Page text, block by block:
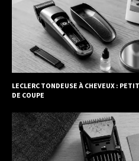
LECLERC TONDEUSE À CHEVEUX :
DE COUPE